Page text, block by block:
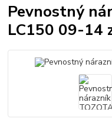
Pevnostný
LC150 09-14